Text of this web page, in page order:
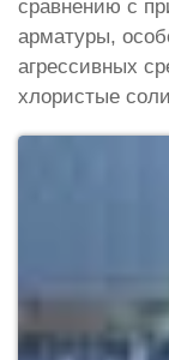
сравнению с
арматуры,
агрессивных
хлористые